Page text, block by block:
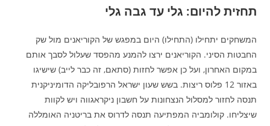
תחזית להיום: גלי עד גבה גלי
המשחקים יתחילו (התחילו) היום במפגש של הקוריאנים מול שק
החבטות הסיני. הקוריאנים ירצו להמנע מהפסד שעלול לסבך אותם
במקום האחרון, ועל כן אפשר לחזות (סתאם, זה כבר לייב) שישיגו
באזור 12 פלוס ריצות. בשש שעון ישראל הרפובליקה הדומיניקנית
תנסה לחזור למסלול הנצחונות על חשבון ניקראגווה ויש לקוות
שיצליחו. קולומביה המפתיעה תנסה לדרוס את בריטניה האומללה